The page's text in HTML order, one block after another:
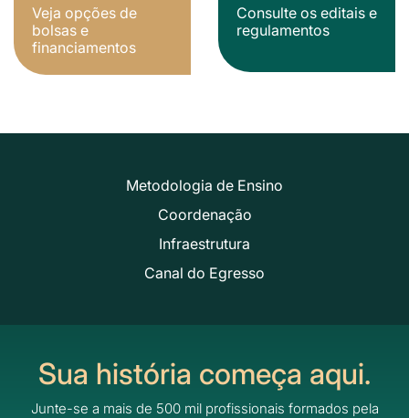
Veja opções de
bolsas e
financiamentos
Consulte os editais e
regulamentos
Metodologia de Ensino
Coordenação
Infraestrutura
Canal do Egresso
Sua história começa aqui.
Junte-se a mais de 500 mil profissionais formados pela